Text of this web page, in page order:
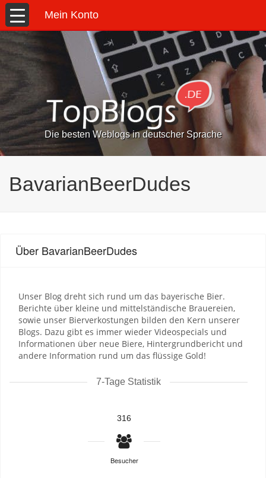
Mein Konto
Die besten Weblogs in deutscher Sprache
BavarianBeerDudes
Über BavarianBeerDudes
Unser Blog dreht sich rund um das bayerische Bier.
Berichte über kleine und mittelständische Brauereien,
sowie unser Bierverkostungen bilden den Kern unserer
Blogs. Dazu gibt es immer wieder Videospecials und
Informationen über neue Biere, Hintergrundbericht und
andere Information rund um das flüssige Gold!
7-Tage Statistik
316
Besucher